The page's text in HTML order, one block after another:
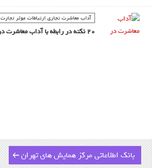
آداب معاشرت تجاري ارتباطات موثر تجارت
20 نکته در رابطه با آداب معاشرت در تلفنهای تجاری
بانک اطلاعاتی مرکز همایش های تهران